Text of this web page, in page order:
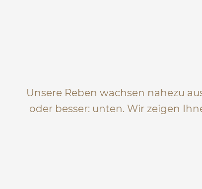
Unsere Reben wachsen nahezu
oder besser: unten. Wir zeigen